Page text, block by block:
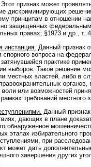
Этот признак может
дискриминирующих
принципам в отношении
защищенных федеральным
правах; §1973 и др.,
инстанция. Данный признак
вопроса на
практике
выборов. Такое решение
местных властей, либо в
или возможностей
требований местного
Данный
дающих в плане
обнаруженное
этапах избирательного
при
может дать
завершения других